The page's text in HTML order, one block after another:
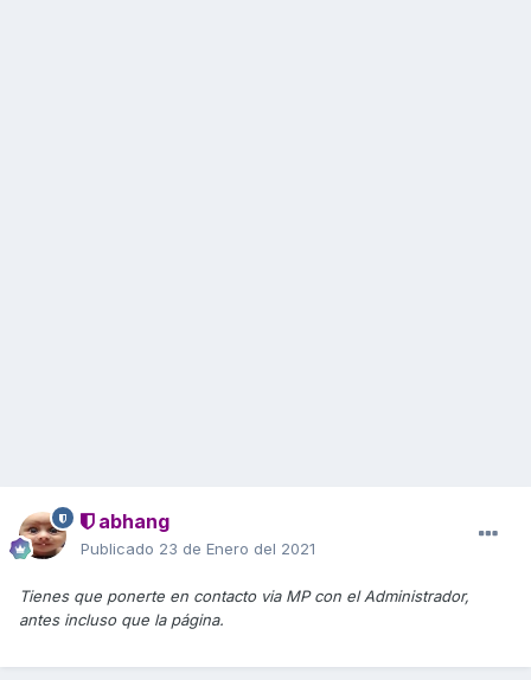
abhang
Publicado 23 de Enero del 2021
Tienes que ponerte en contacto via MP con el Administrador,
antes incluso que la página.